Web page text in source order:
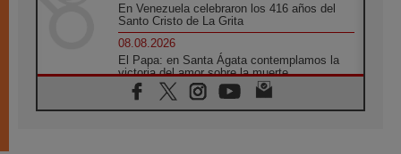
En Venezuela celebraron los 416 años del
Santo Cristo de La Grita
08.08.2026
El Papa: en Santa Ágata contemplamos la
victoria del amor sobre la muerte
08.08.2026
León XIV visitará el Santuario de la Madre